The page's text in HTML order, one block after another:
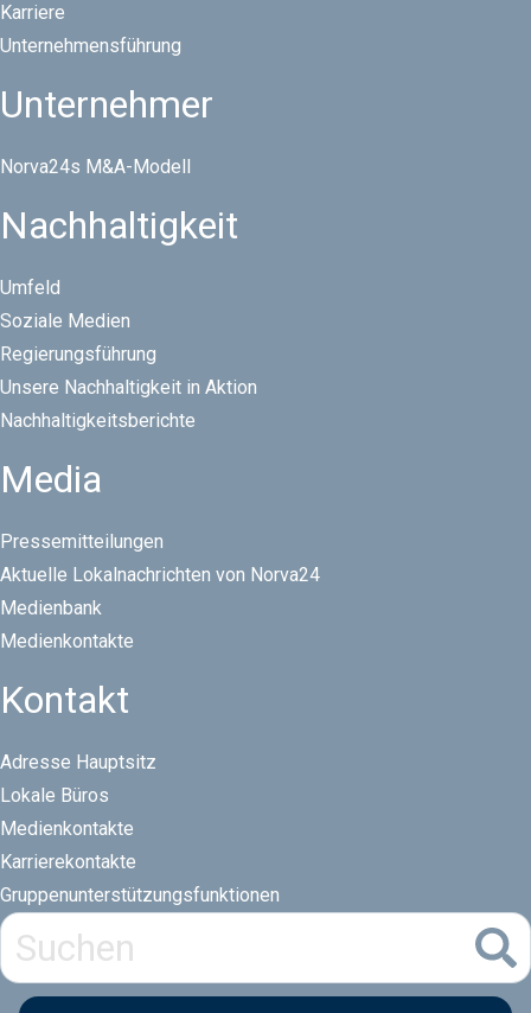
Karriere
Unternehmensführung
Unternehmer
Norva24s M&A-Modell
Nachhaltigkeit
Umfeld
Soziale Medien
Regierungsführung
Unsere Nachhaltigkeit in Aktion
Nachhaltigkeitsberichte
Media
Pressemitteilungen
Aktuelle Lokalnachrichten von Norva24
Medienbank
Medienkontakte
Kontakt
Adresse Hauptsitz
Lokale Büros
Medienkontakte
Karrierekontakte
Gruppenunterstützungsfunktionen​